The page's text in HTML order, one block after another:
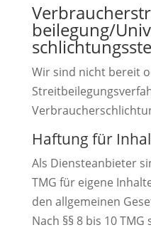
beilegung/
Wir sind nicht bereit
Haftung für
Als Diensteanbieter
TMG für eigene
den allgemeinen
Nach §§ 8 bis 10 TMG